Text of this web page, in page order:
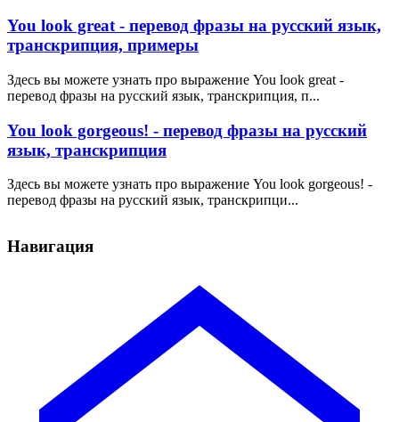
You look great - перевод фразы на русский язык,
транскрипция, примеры
Здесь вы можете узнать про выражение You look great -
перевод фразы на русский язык, транскрипция, п...
You look gorgeous! - перевод фразы на русский
язык, транскрипция
Здесь вы можете узнать про выражение You look gorgeous! -
перевод фразы на русский язык, транскрипци...
Навигация